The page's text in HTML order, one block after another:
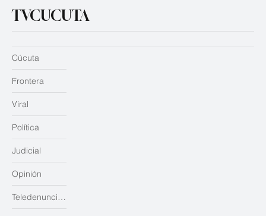
TVCUCUTA
Judicial
Opinión
Teledenuncias
Cúcuta
Frontera
Viral
Política